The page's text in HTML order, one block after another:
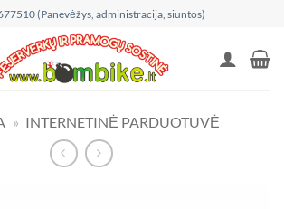
(Panevėžys, administracija, siuntos)
» INTERNETINĖ PARDUOTUVĖ